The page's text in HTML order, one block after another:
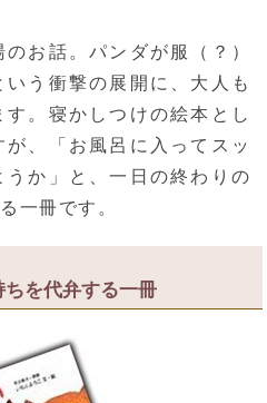
お話。パンダが服（？）
う衝撃の展開に、大人も
。寝かしつけの絵本とし
、「お風呂に入ってスッ
か」と、一日の終わりの
一冊です。
を代弁する一冊